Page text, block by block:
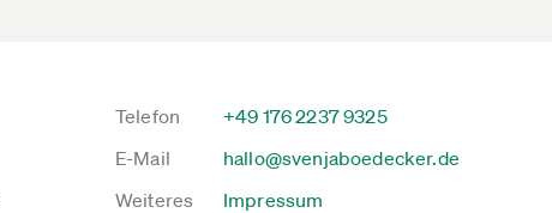
Telefon
+49 176 2237 9325
E-Mail
hallo@svenjaboedecker.de
Weiteres
Impressum